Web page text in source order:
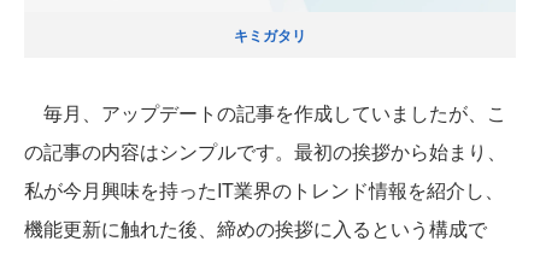
キミガタリ
毎月、アップデートの記事を作成していましたが、こ
の記事の内容はシンプルです。最初の挨拶から始まり、
私が今月興味を持ったIT業界のトレンド情報を紹介し、
機能更新に触れた後、締めの挨拶に入るという構成で